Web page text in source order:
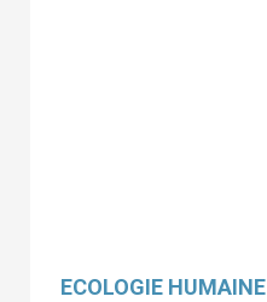
ECOLOGIE HUMAINE